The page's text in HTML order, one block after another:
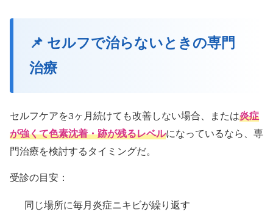
📌 セルフで治らないときの専門
治療
セルフケアを3ヶ月続けても改善しない場合、または炎症
が強くて色素沈着・跡が残るレベルになっているなら、専
門治療を検討するタイミングだ。
受診の目安：
同じ場所に毎月炎症ニキビが繰り返す